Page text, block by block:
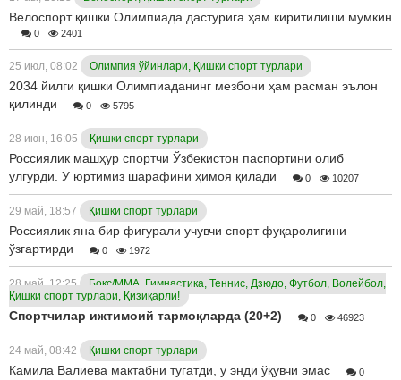
Велоспорт қишки Олимпиада дастурига ҳам киритилиши мумкин
0 2401
25 июл, 08:02 Олимпия ўйинлари, Қишки спорт турлари
2034 йилги қишки Олимпиаданинг мезбони ҳам расман эълон
қилинди
0 5795
28 июн, 16:05 Қишки спорт турлари
Россиялик машҳур спортчи Ўзбекистон паспортини олиб
улгурди. У юртимиз шарафини ҳимоя қилади
0 10207
29 май, 18:57 Қишки спорт турлари
Россиялик яна бир фигурали учувчи спорт фуқаролигини
ўзгартирди
0 1972
28 май, 12:25
Бокс/ММА, Гимнастика, Теннис, Дзюдо, Футбол, Волейбол,
Қишки спорт турлари, Қизиқарли!
Спортчилар ижтимоий тармоқларда (20+2) 0 46923
24 май, 08:42 Қишки спорт турлари
Камила Валиева мактабни тугатди, у энди ўқувчи эмас
0